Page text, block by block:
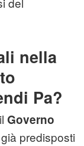
nella
Pa?
Governo
predisposti